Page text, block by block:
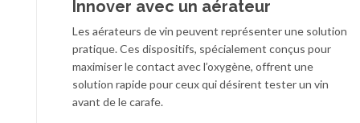
Innover avec un aérateur
Les aérateurs de vin peuvent représenter une solution
pratique. Ces dispositifs, spécialement conçus pour
maximiser le contact avec l’oxygène, offrent une
solution rapide pour ceux qui désirent tester un vin
avant de le carafe.